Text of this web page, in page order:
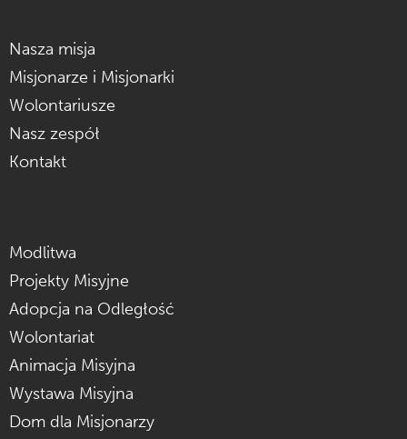
Nasza misja
Misjonarze i Misjonarki
Wolontariusze
Nasz zespół
Kontakt
Modlitwa
Projekty Misyjne
Adopcja na Odległość
Wolontariat
Animacja Misyjna
Wystawa Misyjna
Dom dla Misjonarzy